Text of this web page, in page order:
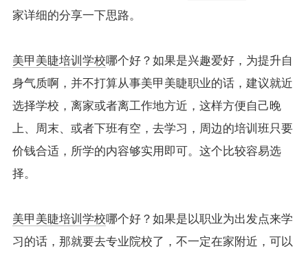
家详细的分享一下思路。
美甲美睫培训学校哪个好？如果是兴趣爱好，为提升自
身气质啊，并不打算从事美甲美睫职业的话，建议就近
选择学校，离家或者离工作地方近，这样方便自己晚
上、周末、或者下班有空，去学习，周边的培训班只要
价钱合适，所学的内容够实用即可。这个比较容易选
择。
美甲美睫培训学校哪个好？如果是以职业为出发点来学
习的话，那就要去专业院校了，不一定在家附近，可以